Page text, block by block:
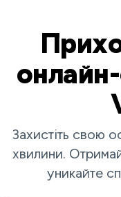
онлайн-
Захистіть свою
хвилини.
уникайте